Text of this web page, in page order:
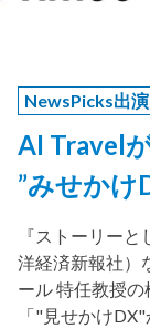
NewsPicks出演
AI Travel
”みせかけ
『ストーリー
洋経済新報社）
ール 特任教授
「"見せかけ